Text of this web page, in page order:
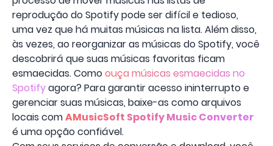
reprodução do Spotify pode ser difícil e tedioso,
uma vez que há muitas músicas na lista. Além disso,
às vezes, ao reorganizar as músicas do Spotify, você
descobrirá que suas músicas favoritas ficam
esmaecidas. Comoouça músicas esmaecidas no
Spotifyagora? Para garantir acesso ininterrupto e
gerenciar suas músicas, baixe-as como arquivos
locais comAMusicSoft Spotify Music Converter
é uma opção confiável.